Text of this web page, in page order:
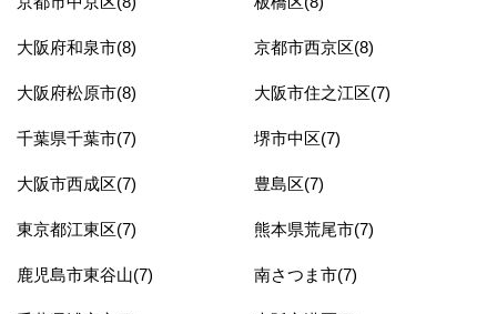
大阪府和泉市(8) 京都市西京区(8)
大阪府松原市(8) 大阪市住之江区(7)
千葉県千葉市(7) 堺市中区(7)
大阪市西成区(7) 豊島区(7)
東京都江東区(7) 熊本県荒尾市(7)
鹿児島市東谷山(7) 南さつま市(7)